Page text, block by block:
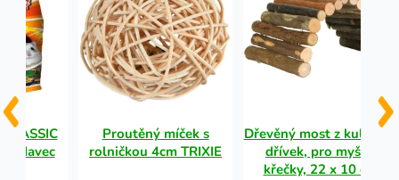
Proutěný míček s
rolničkou 4cm TRIXIE
Dřevěný most z kulatých
dřívek, pro myši a
křečky, 22 x 10 cm